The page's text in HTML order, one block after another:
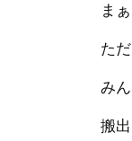
ま
た
み
搬